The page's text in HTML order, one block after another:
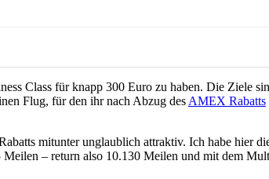
Class für knapp 300 Euro zu haben. Die
Flug, für den ihr nach Abzug des AMEX Rabatts
mitunter unglaublich attraktiv. Ich habe hier
– return also 10.130 Meilen und mit dem